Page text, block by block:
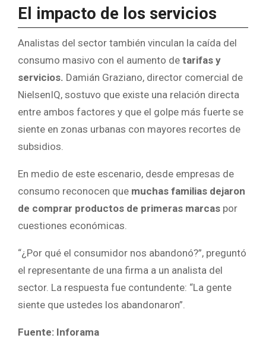
El impacto de los servicios
Analistas del sector también vinculan la caída del
consumo masivo con el aumento de tarifas y
servicios. Damián Graziano, director comercial de
NielsenIQ, sostuvo que existe una relación directa
entre ambos factores y que el golpe más fuerte se
siente en zonas urbanas con mayores recortes de
subsidios.
En medio de este escenario, desde empresas de
consumo reconocen que muchas familias dejaron
de comprar productos de primeras marcas por
cuestiones económicas.
“¿Por qué el consumidor nos abandonó?”, preguntó
el representante de una firma a un analista del
sector. La respuesta fue contundente: “La gente
siente que ustedes los abandonaron”.
Fuente: Inforama